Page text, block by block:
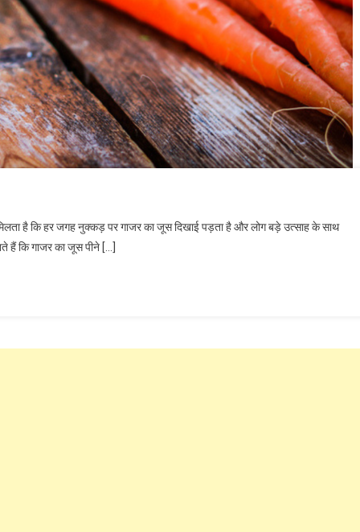
है कि हर जगह नुक्कड़ पर गाजर का जूस दिखाई पड़ता है और लोग बड़े उत्साह के साथ
हैं कि गाजर का जूस पीने […]